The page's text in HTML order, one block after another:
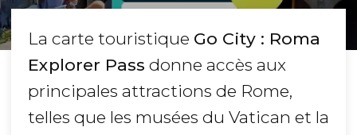
La carte touristique Go City : Roma
Explorer Pass donne accès aux
principales attractions de Rome,
telles que les musées du Vatican et la